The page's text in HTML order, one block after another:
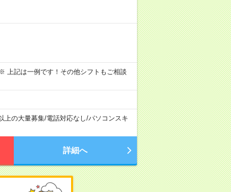
上記は一例です！その他シフトもご相談
上の大量募集/電話対応なし/パソコンスキ
詳細へ